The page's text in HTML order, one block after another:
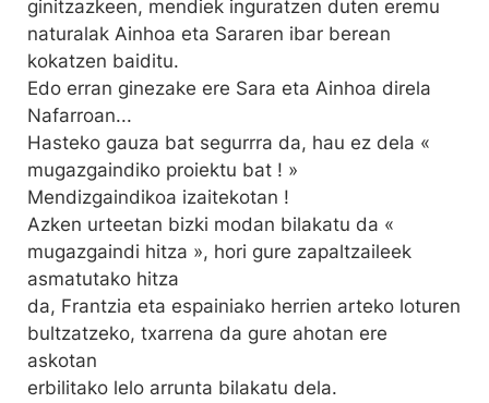
ginitzazkeen, mendiek inguratzen duten eremu
naturalak Ainhoa eta Sararen ibar berean
kokatzen baiditu.
Edo erran ginezake ere Sara eta Ainhoa direla
Nafarroan...
Hasteko gauza bat segurrra da, hau ez dela «
mugazgaindiko proiektu bat ! »
Mendizgaindikoa izaitekotan !
Azken urteetan bizki modan bilakatu da «
mugazgaindi hitza », hori gure zapaltzaileek
asmatutako hitza
da, Frantzia eta espainiako herrien arteko loturen
bultzatzeko, txarrena da gure ahotan ere
askotan
erbilitako lelo arrunta bilakatu dela.